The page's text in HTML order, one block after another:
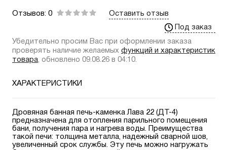
Отзывов: 0
Оставить отзыв
Под заказ
Убедительно просим Вас при оформлении заказа
проверять наличие желаемых функций и характеристик
товара, обновлено 09.08.26 в 04:10.
ХАРАКТЕРИСТИКИ
Дровяная банная печь-каменка Лава 22 (ДТ-4)
предназначена для отопления парильного помещения
бани, получения пара и нагрева воды. Преимущества
такой печи: толщина металла, надежный сварной шов,
увеличенный срок службы. Эту печь можно нагружать